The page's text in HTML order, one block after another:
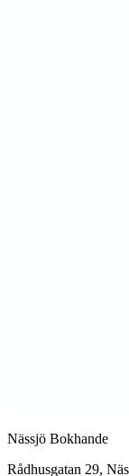
Nässjö Bokhande
Rådhusgatan 29,